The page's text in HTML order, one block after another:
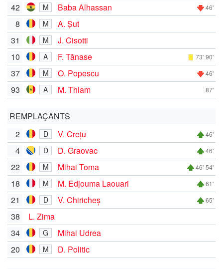
42
M Baba Alhassan 46'
8 M
A. Șut
31
M
J. Cisotti
10
A F. Tănase 73' 90'
37 M O. Popescu 46'
93 A M. Thiam 87'
REMPLAÇANTS
2
D V. Crețu 46'
4 D D. Graovac 46'
22 M Mihai Toma 46' 54'
18 M M. Edjouma Laouari 61'
21 D V. Chiricheș 65'
38
L. Zima
34
G
Mihai Udrea
20
M D. Politic